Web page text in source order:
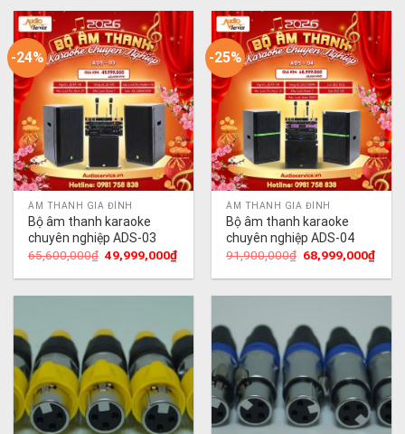
69,999,000₫.
-24%
ÂM THANH GIA ĐÌNH
Bộ âm thanh karaoke
chuyên nghiệp ADS-03
65,600,000₫ Giá
gốc
là:
49,999,000₫Giá
tại
-25%
ÂM THANH GIA ĐÌNH
Bộ âm thanh karaoke
chuyên nghiệp ADS-04
91,900,000₫ Giá
gốc
là:
68,999,000₫Giá
tại